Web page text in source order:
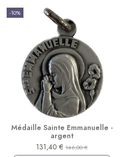
-10%
Médaille Sainte Emmanuelle -
argent
131,40 €146,00 €